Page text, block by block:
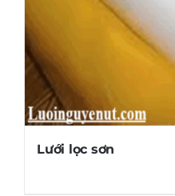
Lưới lọc sơn